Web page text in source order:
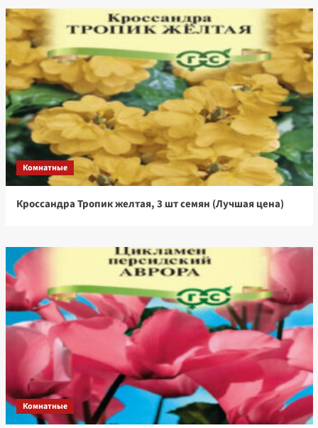
Комнатные
Кроссандра Тропик желтая, 3 шт семян (Лучшая цена)
Комнатные